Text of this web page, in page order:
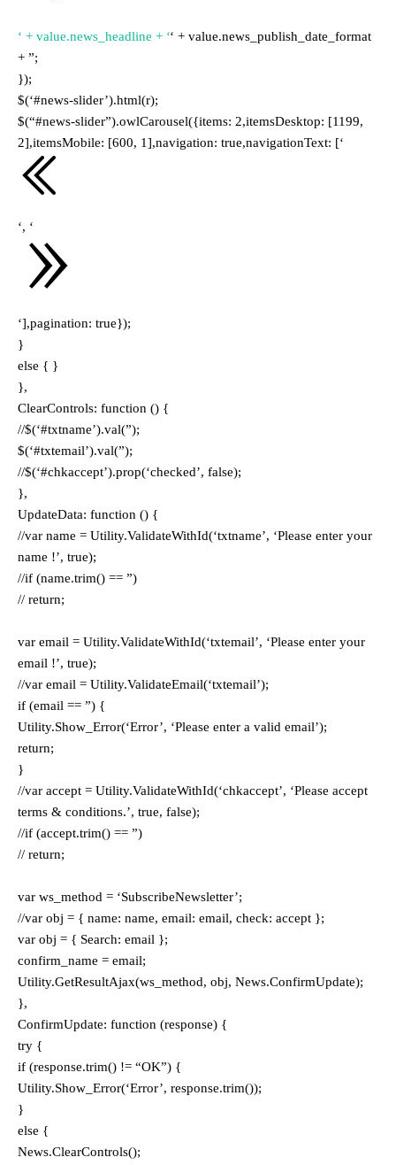
‘ + value.news_headline + ‘‘ + value.news_publish_date_format
+ ”;
});
$(‘#news-slider’).html(r);
$(“#news-slider”).owlCarousel({items: 2,itemsDesktop: [1199,
2],itemsMobile: [600, 1],navigation: true,navigationText: [‘
‘, ‘
‘],pagination: true});
}
else { }
},
ClearControls: function () {
//$(‘#txtname’).val(”);
$(‘#txtemail’).val(”);
//$(‘#chkaccept’).prop(‘checked’, false);
},
UpdateData: function () {
//var name = Utility.ValidateWithId(‘txtname’, ‘Please enter your
name !’, true);
//if (name.trim() == ”)
// return;
var email = Utility.ValidateWithId(‘txtemail’, ‘Please enter your
email !’, true);
//var email = Utility.ValidateEmail(‘txtemail’);
if (email == ”) {
Utility.Show_Error(‘Error’, ‘Please enter a valid email’);
return;
}
//var accept = Utility.ValidateWithId(‘chkaccept’, ‘Please accept
terms & conditions.’, true, false);
//if (accept.trim() == ”)
// return;
var ws_method = ‘SubscribeNewsletter’;
//var obj = { name: name, email: email, check: accept };
var obj = { Search: email };
confirm_name = email;
Utility.GetResultAjax(ws_method, obj, News.ConfirmUpdate);
},
ConfirmUpdate: function (response) {
try {
if (response.trim() != “OK”) {
Utility.Show_Error(‘Error’, response.trim());
}
else {
News.ClearControls();